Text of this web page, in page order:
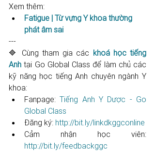
Xem thêm:
Fatigue | Từ vựng Y khoa thường
phát âm sai
---
🔷 Cùng tham gia các khoá học tiếng
Anh tại Go Global Class để làm chủ các
kỹ năng học tiếng Anh chuyên ngành Y
khoa:
Fanpage: Tiếng Anh Y Dược - Go
Global Class
Đăng ký: http://bit.ly/linkdkggconline​​​​​​​​​​​
http://bit.ly/feedbackggc​​​​​​​​​​​